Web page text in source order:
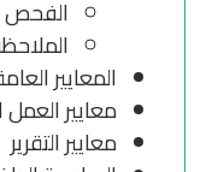
الفحص
المعايير
معايير العمل
معايير التقرير